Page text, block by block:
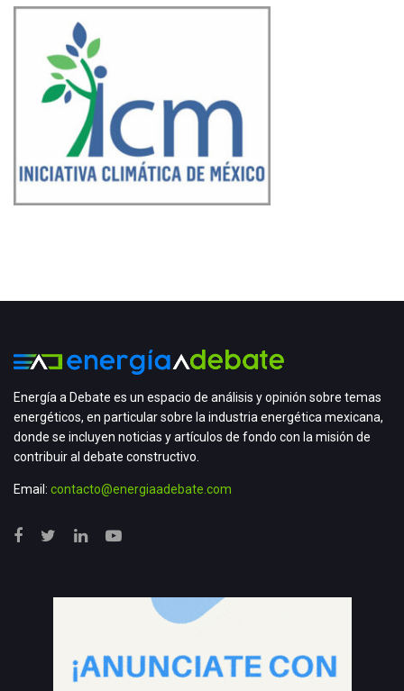
Energía a Debate es un espacio de análisis y opinión sobre temas
energéticos, en particular sobre la industria energética mexicana,
donde se incluyen noticias y artículos de fondo con la misión de
contribuir al debate constructivo.
Email: contacto@energiaadebate.com